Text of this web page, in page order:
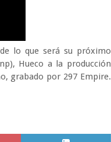
lo que será su próximo
Hueco a la producción
grabado por 297 Empire.